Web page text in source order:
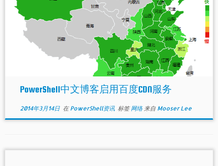
PowerShell中文博客启用百度CDN服务
2014年3月14日在 PowerShell资讯 标签网络 来自 Mooser Lee